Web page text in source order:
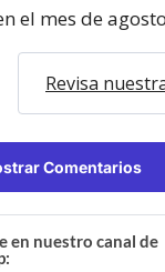
el mes de
Revisa
Comentarios
en nuestro canal de